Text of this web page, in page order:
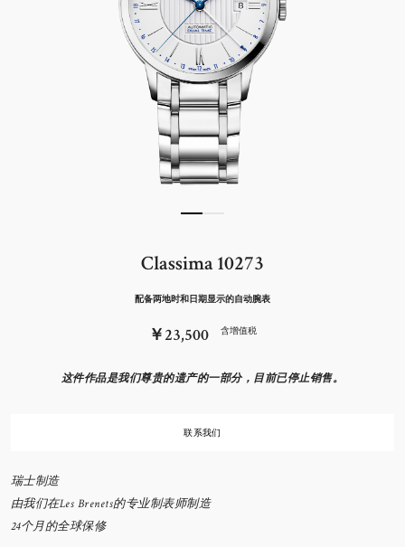
Classima 10273
配备两地时和日期显示的自动腕表
￥23,500 含增值税
这件作品是我们尊贵的遗产的一部分，目前已停止销售。
联系我们
瑞士制造
由我们在Les Brenets的专业制表师制造
24个月的全球保修